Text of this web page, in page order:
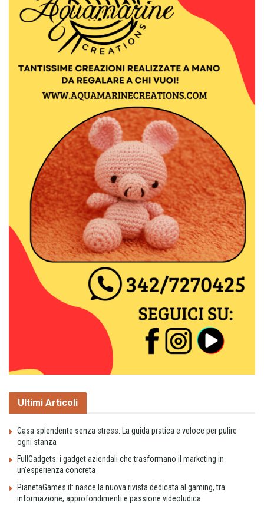
Ultimi Articoli
Casa splendente senza stress: La guida pratica e veloce per pulire
ogni stanza
FullGadgets: i gadget aziendali che trasformano il marketing in
un’esperienza concreta
PianetaGames.it: nasce la nuova rivista dedicata al gaming, tra
informazione, approfondimenti e passione videoludica